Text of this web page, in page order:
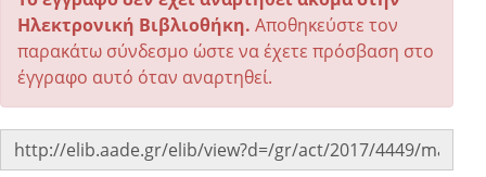
Ηλεκτρονική Βιβλιοθήκη. Αποθηκεύστε τον
παρακάτω σύνδεσμο ώστε να έχετε πρόσβαση στο
έγγραφο αυτό όταν αναρτηθεί.